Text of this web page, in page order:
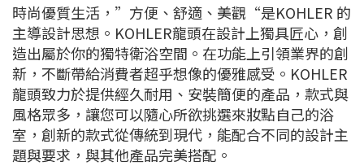
時尚優質生活，”方便、舒適、美觀“是KOHLER 的
主導設計思想。KOHLER龍頭在設計上獨具匠心，創
造出屬於你的獨特衛浴空間。在功能上引領業界的創
新，不斷帶給消費者超乎想像的優雅感受。KOHLER
龍頭致力於提供經久耐用、安裝簡便的產品，款式與
風格眾多，讓您可以隨心所欲挑選來妝點自己的浴
室，創新的款式從傳統到現代，能配合不同的設計主
題與要求，與其他產品完美搭配。